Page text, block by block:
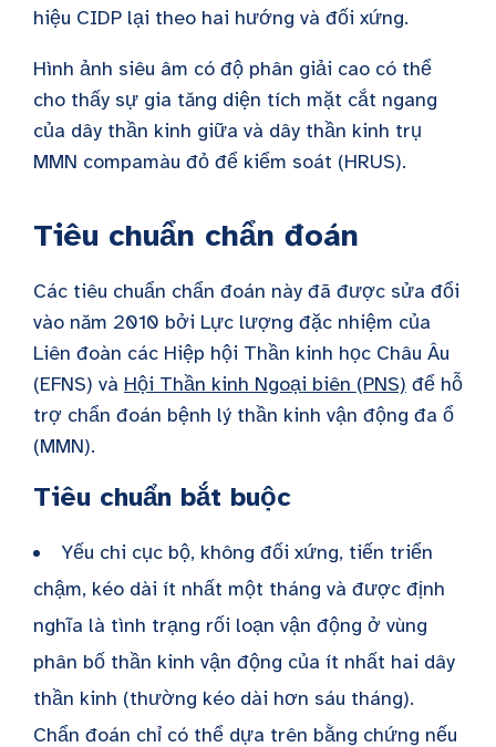
hiệu CIDP lại theo hai hướng và đối xứng.
Hình ảnh siêu âm có độ phân giải cao có thể
cho thấy sự gia tăng diện tích mặt cắt ngang
của dây thần kinh giữa và dây thần kinh trụ
MMN compamàu đỏ để kiểm soát (HRUS).
Tiêu chuẩn chẩn đoán
Các tiêu chuẩn chẩn đoán này đã được sửa đổi
vào năm 2010 bởi Lực lượng đặc nhiệm của
Liên đoàn các Hiệp hội Thần kinh học Châu Âu
(EFNS) và Hội Thần kinh Ngoại biên (PNS) để hỗ
trợ chẩn đoán bệnh lý thần kinh vận động đa ổ
(MMN).
Tiêu chuẩn bắt buộc
Yếu chi cục bộ, không đối xứng, tiến triển
chậm, kéo dài ít nhất một tháng và được định
nghĩa là tình trạng rối loạn vận động ở vùng
phân bố thần kinh vận động của ít nhất hai dây
thần kinh (thường kéo dài hơn sáu tháng).
Chẩn đoán chỉ có thể dựa trên bằng chứng nếu